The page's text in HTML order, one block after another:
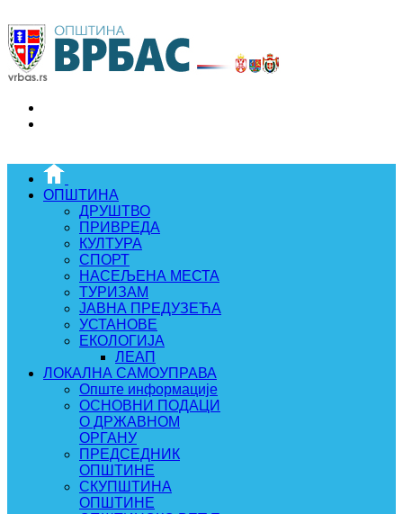
ОПШТИНА
ДРУШТВО
ПРИВРЕДА
КУЛТУРА
СПОРТ
НАСЕЉЕНА МЕСТА
ТУРИЗАМ
ЈАВНА ПРЕДУЗЕЋА
УСТАНОВЕ
ЕКОЛОГИЈА
ЛЕАП
ЛОКАЛНА САМОУПРАВА
Опште информације
ОСНОВНИ ПОДАЦИ
О ДРЖАВНОМ
ОРГАНУ
ПРЕДСЕДНИК
ОПШТИНЕ
СКУПШТИНА
ОПШТИНЕ